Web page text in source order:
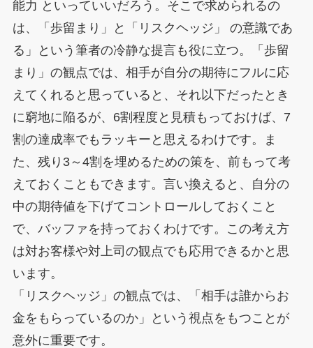
能力 といっていいだろう。そこで求められるの
は、「歩留まり」と「リスクヘッジ」 の意識であ
る」という筆者の冷静な提言も役に立つ。「歩留
まり」の観点では、相手が自分の期待にフルに応
えてくれると思っていると、それ以下だったとき
に窮地に陥るが、6割程度と見積もっておけば、7
割の達成率でもラッキーと思えるわけです。ま
た、残り3～4割を埋めるための策を、前もって考
えておくこともできます。言い換えると、自分の
中の期待値を下げてコントロールしておくこと
で、バッファを持っておくわけです。この考え方
は対お客様や対上司の観点でも応用できるかと思
います。
「リスクヘッジ」の観点では、「相手は誰からお
金をもらっているのか」という視点をもつことが
意外に重要です。